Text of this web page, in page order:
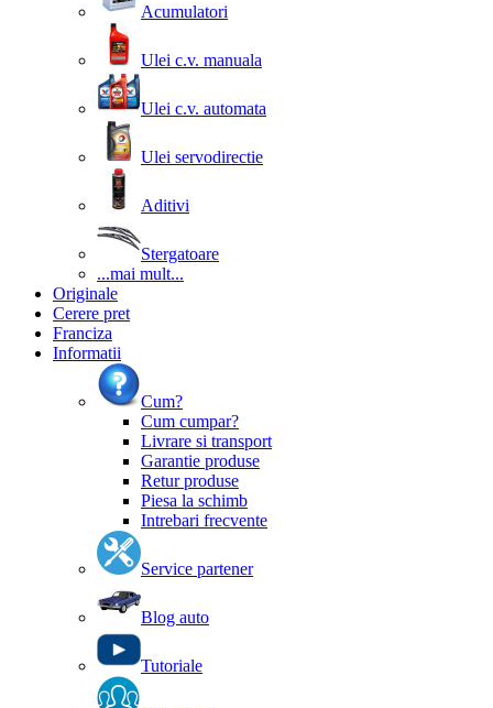
Acumulatori
Ulei c.v. manuala
Ulei c.v. automata
Ulei servodirectie
Aditivi
Stergatoare
...mai mult...
Originale
Cerere pret
Franciza
Informatii
Cum?
Cum cumpar?
Livrare si transport
Garantie produse
Retur produse
Piesa la schimb
Intrebari frecvente
Service partener
Blog auto
Tutoriale